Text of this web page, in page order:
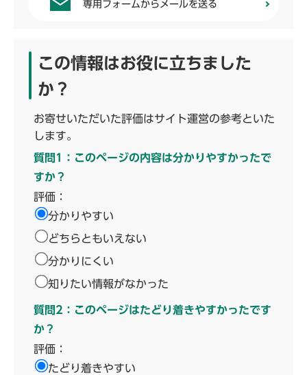
専用フォームからメールを送る
この情報はお役に立ちました
か？
お寄せいただいた評価はサイト運営の参考といた
します。
質問1：このページの内容は分かりやすかったで
すか？
評価：
分かりやすい
どちらともいえない
分かりにくい
知りたい情報がなかった
質問2：このページはたどり着きやすかったです
か？
評価：
たどり着きやすい